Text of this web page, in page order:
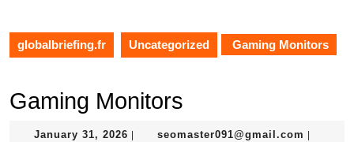
globalbriefing.fr Uncategorized Gaming Monitors
Gaming Monitors
January 31, 2026 Januaryseomaster091@gmail.com